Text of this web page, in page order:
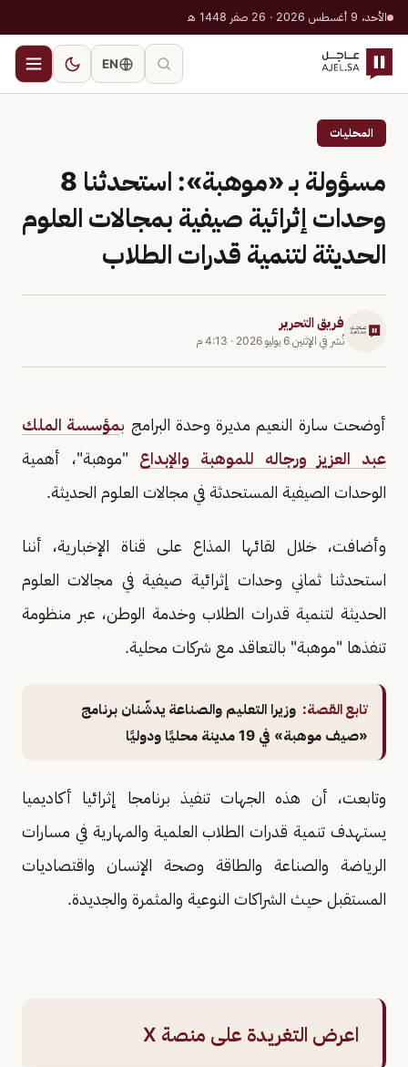
الأحد، 9 أغسطس 2026 · 26 صفر 1448 هـ
EN
المحليات
مسؤولة بـ «موهبة»: استحدثنا 8
وحدات إثرائية صيفية بمجالات العلوم
الحديثة لتنمية قدرات الطلاب
فريق التحرير
نُشر في الإثنين 6 يوليو 2026 · 4:13 م
أوضحت سارة النعيم مديرة وحدة البرامج بمؤسسة الملك
عبد العزيز ورجاله للموهبة والإبداع "موهبة"، أهمية
الوحدات الصيفية المستحدثة في مجالات العلوم الحديثة.
وأضافت، خلال لقائها المذاع على قناة الإخبارية، أننا
استحدثنا ثماني وحدات إثرائية صيفية في مجالات العلوم
الحديثة لتنمية قدرات الطلاب وخدمة الوطن، عبر منظومة
تنفذها "موهبة" بالتعاقد مع شركات محلية.
تابع القصة: وزيرا التعليم والصناعة يدشّنان برنامج
«صيف موهبة» في 19 مدينة محليًا ودوليًا
وتابعت، أن هذه الجهات تنفيذ برنامجا إثرائيا أكاديميا
يستهدف تنمية قدرات الطلاب العلمية والمهارية في مسارات
الرياضة والصناعة والطاقة وصحة الإنسان واقتصاديات
المستقبل حيث الشراكات النوعية والمثمرة والجديدة.
اعرض التغريدة على منصة X